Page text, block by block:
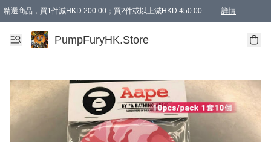
精選商品，買1件減HKD 200.00；買2件或以上減HKD 450.00 詳情
AAPE商品,會員專享9折或以上（按會員等級）AAPE products, members can
精選商品，任選買2件或以上減HKD 100.00
購物滿 HKD 800.00即享免運費優惠！（適用於 特定的送貨方式 )
PumpFuryHK.Store